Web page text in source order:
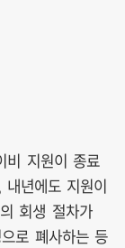
비 지원이 종료
년에도 지원이
회생 절차가
로 폐사하는 등